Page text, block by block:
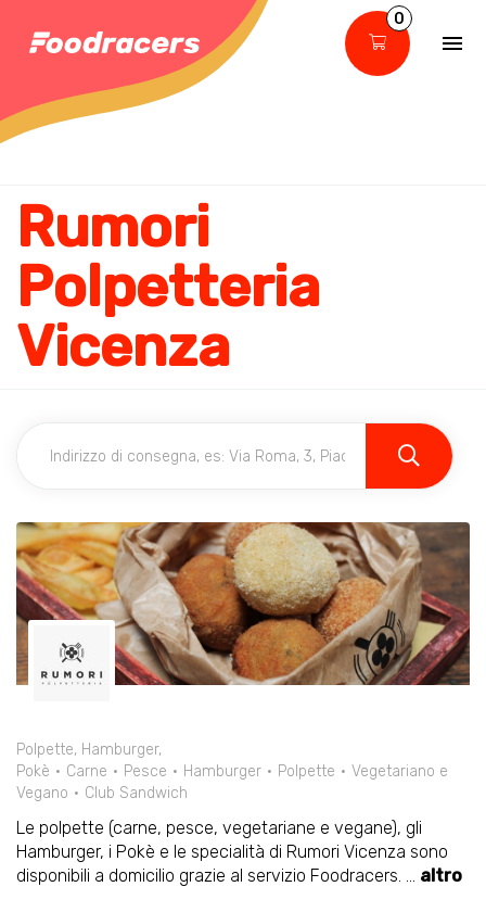
0
Rumori
Polpetteria
Vicenza
Polpette, Hamburger,
Pokè
Carne Pesce Hamburger Polpette
Vegetariano e
Vegano
Club Sandwich
Le polpette (carne, pesce, vegetariane e vegane), gli
Hamburger, i Pokè e le specialità di Rumori Vicenza sono
disponibili a domicilio grazie al servizio Foodracers. ... altro